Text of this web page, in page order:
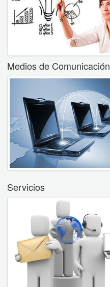
Medios de Comunicación
Servicios